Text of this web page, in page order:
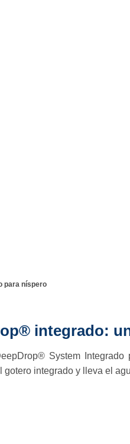
para níspero
integrado:
System
gotero integrado y lleva el